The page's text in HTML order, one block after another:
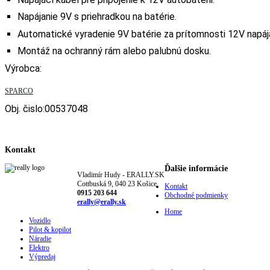
Napájanie 9V s priehradkou na batérie.
Automatické vyradenie 9V batérie za prítomnosti 12V
Montáž na ochranný rám alebo palubnú dosku.
Výrobca:
SPARCO
Obj. čislo:00537048
Kontakt
Vladimír Hudy - ERALLY.SK
Cottbuská 9, 040 23 Košice
0915 203 644
erally@erally.sk
Ďalšie informácie
Kontakt
Obchodné podmienky
Home
Vozidlo
Pilot & kopilot
Náradie
Elektro
Výpredaj